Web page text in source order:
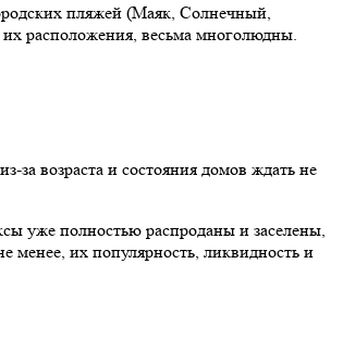
пляжей (Маяк, Солнечный,
расположения, весьма многолюдны.
за возраста и состояния домов ждать не
уже полностью распроданы и заселены,
менее, их популярность, ликвидность и